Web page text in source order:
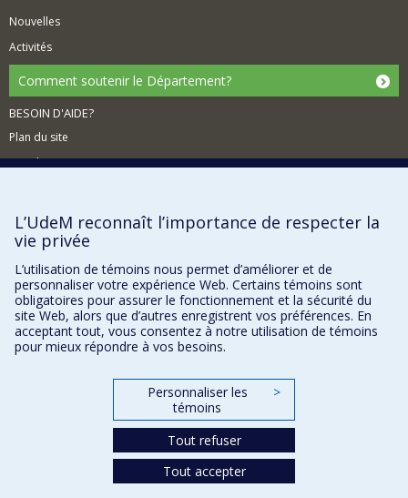
Nouvelles
Activités
Comment soutenir le Département?
BESOIN D'AIDE?
Plan du site
Signaler une erreur
FACULTÉ DES ARTS ET DES SCIENCES
Nos départements et écoles
Nos centres d'études
Nos programmes et cours
L’UdeM reconnaît l’importance de respecter la
vie privée
L’utilisation de témoins nous permet d’améliorer et de
personnaliser votre expérience Web. Certains témoins sont
obligatoires pour assurer le fonctionnement et la sécurité du
site Web, alors que d’autres enregistrent vos préférences. En
acceptant tout, vous consentez à notre utilisation de témoins
pour mieux répondre à vos besoins.
Personnaliser les
témoins
>
Tout refuser
Tout accepter